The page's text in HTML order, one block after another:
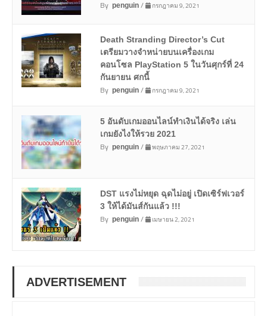
By penguin/ กรกฎาคม 9, 2021
Death Stranding Director’s Cut
เตรียมวางจำหน่ายบนเครื่องเกม
คอนโซล PlayStation 5 ในวันศุกร์ที่ 24
กันยายน ศกนี้
By penguin/ กรกฎาคม 9, 2021
5 อันดับเกมออนไลน์ทำเงินได้จริง เล่น
เกมยังไงให้รวย 2021
By penguin/ พฤษภาคม 27, 2021
DST แรงไม่หยุด ฉุดไม่อยู่ เปิดเซิร์ฟเวอร์
3 ให้ได้มันส์กันแล้ว !!!
By penguin/ เมษายน 2, 2021
ADVERTISEMENT